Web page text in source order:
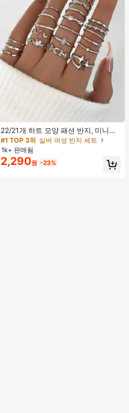
22/21개 하트 모양 패션 반지, 미니멀
리스트 크리스탈 임베디드 보헤미안
기하학 반지 세트, 발렌타인데이, 어머
니날 선물
#1 TOP 3위
실버 여성 반지 세트
거의 매진!
#1 TOP 3위 실버 여성 반지 세트
거의 매진!
#1 TOP 3위 실버 여성 반지 세트
거의 매진!
#1 TOP 3위 실버 여성 반지 세트
1k+ 판매됨
2,290원 -23%